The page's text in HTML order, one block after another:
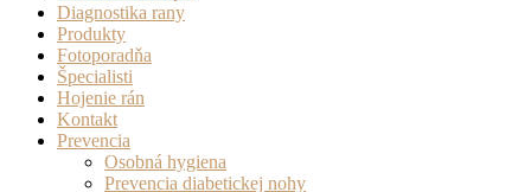
Diagnostika rany
Produkty
Fotoporadňa
Špecialisti
Hojenie rán
Kontakt
Prevencia
Osobná hygiena
Prevencia diabetickej nohy